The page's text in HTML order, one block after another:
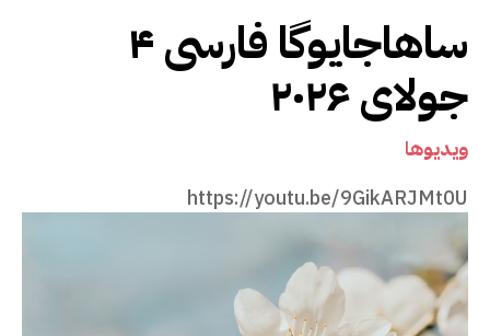
ساهاجایوگا فارسی ۴
جولای ۲۰۲۶
ویدیوها
https://youtu.be/9GikARJMt0U